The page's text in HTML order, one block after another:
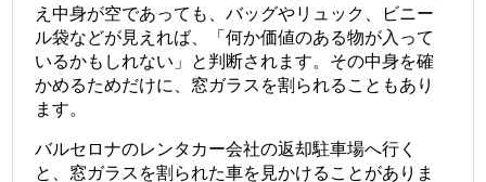
え中身が空であっても、バッグやリュック、ビニー
ル袋などが見えれば、「何か価値のある物が入って
いるかもしれない」と判断されます。その中身を確
かめるためだけに、窓ガラスを割られることもあり
ます。
バルセロナのレンタカー会社の返却駐車場へ行く
と、窓ガラスを割られた車を見かけることがありま